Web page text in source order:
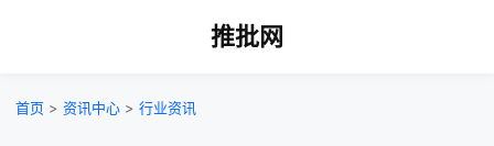
推批网
首页 > 资讯中心 > 行业资讯